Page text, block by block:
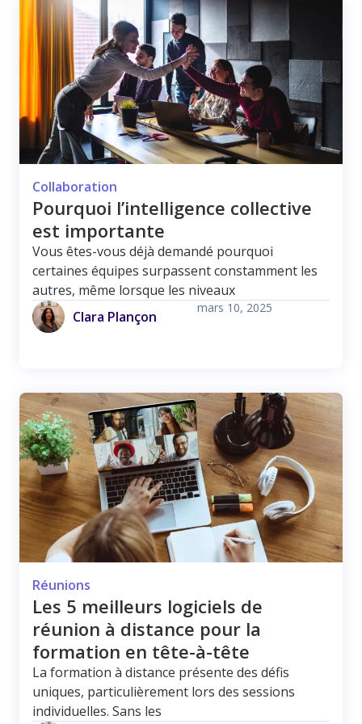
Collaboration
Pourquoi l’intelligence collective
est importante
Vous êtes-vous déjà demandé pourquoi
certaines équipes surpassent constamment les
autres, même lorsque les niveaux
Clara Plançon
mars 10, 2025
Réunions
Les 5 meilleurs logiciels de
réunion à distance pour la
formation en tête-à-tête
La formation à distance présente des défis
uniques, particulièrement lors des sessions
individuelles. Sans les